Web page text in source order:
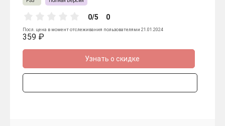
0/5 0
Посл. цена в момент отслеживания пользователями 21.01.2024
359 ₽
Узнать о скидке